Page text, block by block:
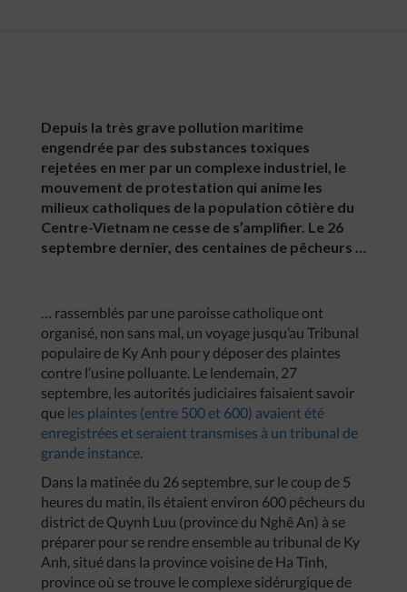
Depuis la très grave pollution maritime
engendrée par des substances toxiques
rejetées en mer par un complexe industriel, le
mouvement de protestation qui anime les
milieux catholiques de la population côtière du
Centre-Vietnam ne cesse de s’amplifier. Le 26
septembre dernier, des centaines de pêcheurs …
… rassemblés par une paroisse catholique ont
organisé, non sans mal, un voyage jusqu’au Tribunal
populaire de Ky Anh pour y déposer des plaintes
contre l’usine polluante. Le lendemain, 27
septembre, les autorités judiciaires faisaient savoir
que les plaintes (entre 500 et 600) avaient été
enregistrées et seraient transmises à un tribunal de
grande instance.
Dans la matinée du 26 septembre, sur le coup de 5
heures du matin, ils étaient environ 600 pêcheurs du
district de Quynh Luu (province du Nghê An) à se
préparer pour se rendre ensemble au tribunal de Ky
Anh, situé dans la province voisine de Ha Tinh,
province où se trouve le complexe sidérurgique de